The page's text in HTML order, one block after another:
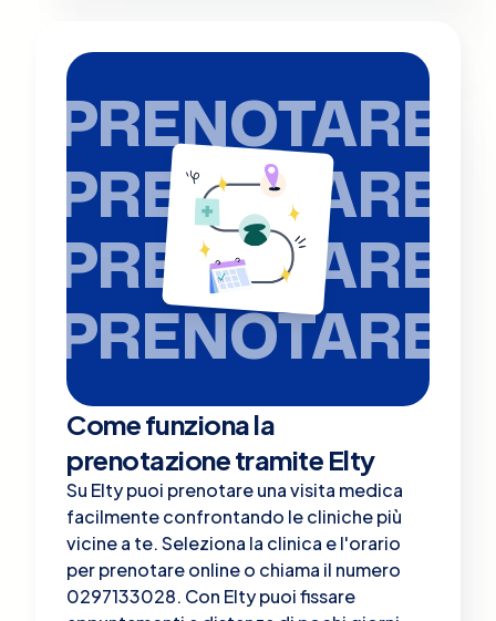
PRENOTARE
PRENOTARE
PRENOTARE
PRENOTARE
Come funziona la
prenotazione tramite Elty
Su Elty puoi prenotare una visita medica
facilmente confrontando le cliniche più
vicine a te. Seleziona la clinica e l'orario
per prenotare online o chiama il numero
0297133028. Con Elty puoi fissare